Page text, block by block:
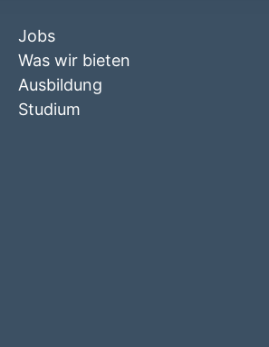
Jobs
Was wir bieten
Ausbildung
Studium